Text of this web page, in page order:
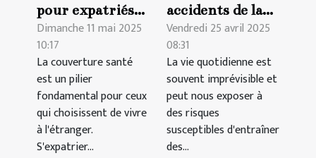
pour expatriés
sélectionner
l'assurance
santé
internationale
qui vous
convient
Dimanche 11 mai 2025
10:17
La couverture santé
est un pilier
fondamental pour ceux
qui choisissent de vivre
à l'étranger.
S'expatrier...
accidents de la
vie personnelle
quelle assurance
pour quels
risques
Vendredi 25 avril 2025
08:31
La vie quotidienne est
souvent imprévisible et
peut nous exposer à
des risques
susceptibles d'entraîner
des...